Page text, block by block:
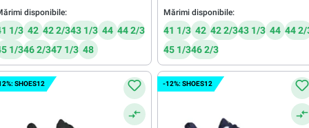
disponibile:
1/3 42 42 2/343 1/3 44 44 2/3
1/346 2/347 1/3 48
Mărimi disponibile:
41 1/3 42 42 2/343 1/3 44 44 2/
45 1/346 2/3
SHOES12 -12%: SHOES12